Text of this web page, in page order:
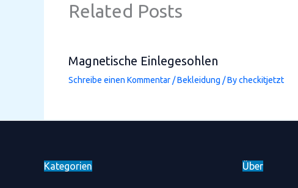
Related Posts
Magnetische Einlegesohlen
Schreibe einen Kommentar /Bekleidung / Bycheckitjetzt
Kategorien Über